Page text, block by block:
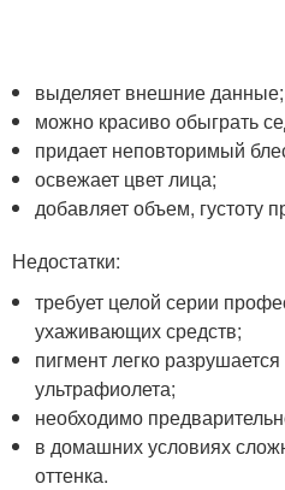
выделяет внешние данные;
можно красиво обыграть
придает неповторимый
освежает цвет лица;
добавляет объем, густоту
Недостатки:
требует целой серии
ухаживающих средств;
пигмент легко
ультрафиолета;
необходимо
в домашних условиях
оттенка.